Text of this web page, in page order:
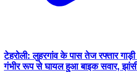
टेहरोली: लुहरगांव के पास तेज रफ्तार
गंभीर रूप से घायल हुआ बाइक सवार,